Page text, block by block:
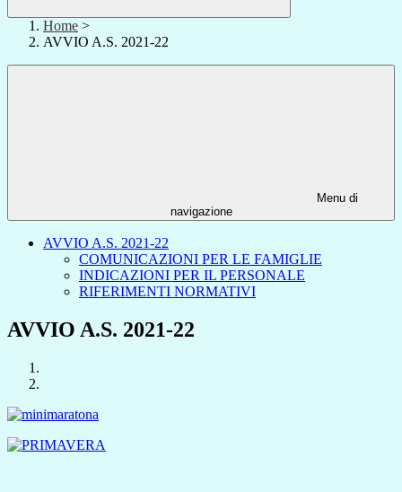
Home >
AVVIO A.S. 2021-22
Menu di
navigazione
AVVIO A.S. 2021-22
COMUNICAZIONI PER LE FAMIGLIE
INDICAZIONI PER IL PERSONALE
RIFERIMENTI NORMATIVI
AVVIO A.S. 2021-22